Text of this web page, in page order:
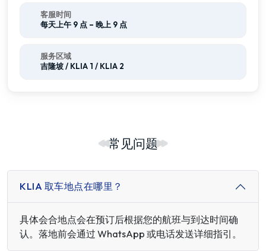
客服时间
每天上午 9 点 – 晚上 9 点
服务区域
吉隆坡 / KLIA 1 / KLIA 2
常见问题
KLIA 取车地点在哪里？
具体会合地点会在预订后根据您的航班与到达时间确
认。落地前会通过 WhatsApp 或电话发送详细指引。